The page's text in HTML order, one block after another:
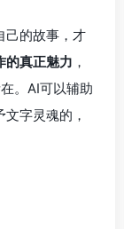
己的故事，才
的真正魅力 ，
。AI可以辅助
字灵魂的，